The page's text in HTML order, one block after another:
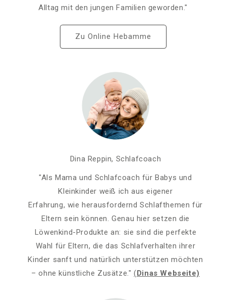
Alltag mit den jungen Familien geworden."
Zu Online Hebamme
Dina Reppin, Schlafcoach
"Als Mama und Schlafcoach für Babys und
Kleinkinder weiß ich aus eigener
Erfahrung, wie herausfordernd Schlafthemen für
Eltern sein können. Genau hier setzen die
Löwenkind-Produkte an: sie sind die perfekte
Wahl für Eltern, die das Schlafverhalten ihrer
Kinder sanft und natürlich unterstützen möchten
– ohne künstliche Zusätze."( Dinas Webseite)